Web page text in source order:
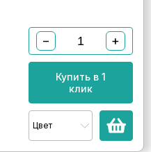
− +
Купить в 1
клик
Цвет